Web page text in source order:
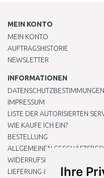
Ihre
MEIN KONTO
MEIN KONTO
AUFTRAGSHISTORIE
NEWSLETTER
INFORMATIONEN
DATENSCHUTZBESTIMMUNGEN
IMPRESSUM
LISTE DER AUTORISIERTEN
WIE KAUFE ICH EIN?
BESTELLUNG
ALLGEMEINEN
WIDERRUFSRECHT
LIEFERUNG & ZAHLUNG